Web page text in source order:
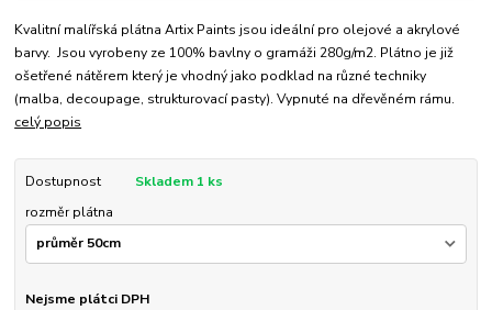
Kvalitní malířská plátna Artix Paints jsou ideální pro olejové a akrylové
barvy. Jsou vyrobeny ze 100% bavlny o gramáži 280g/m2. Plátno je již
ošetřené nátěrem který je vhodný jako podklad na různé techniky
(malba, decoupage, strukturovací pasty). Vypnuté na dřevěném rámu.
celý popis
Dostupnost
Skladem 1 ks
rozměr plátna
Nejsme plátci DPH